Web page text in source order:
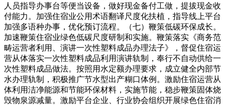
人员指导办事台等便当设备，做好现金备付工做，提拔现金收
付能力。加强住宿业公用术语翻译尺度化扶植，指导线上平台
加强多语种办事，优化预订流程。（七）鞭策低碳环保成长。
加速鞭策住宿业绿色低碳尺度研制和实施。鞭策落实《商务范
畴运营者利用、演讲一次性塑料成品办理法子》，督促住宿运
营从体落实一次性塑料成品利用演讲轨制，奉行不自动供给一
次性塑料成品做法。按照用水定额办理要求，成立健全内部节
水办理轨制，积极推广节水型出产糊口体例。激励住宿运营从
体利用洁净能源和节能环保材料，实施节能，稳步鞭策固体烧
毁物泉源减量。激励平台企业、行业协会组织开展绿色住宿消